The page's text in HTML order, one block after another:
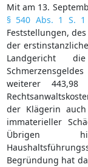
Mit am 13.
§ 540 Abs. 1 S. 1
Feststellungen,
der
Landgericht
weiterer
der Klägerin
immaterieller
Übrigen
Begründung hat